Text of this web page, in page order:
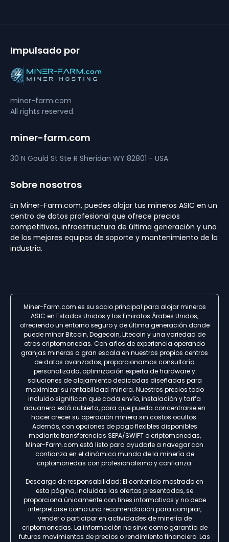
Impulsado por
miner-farm.com
All rights reserved.
miner-farm.com
30 N Gould St Ste R Sheridan WY 82801 - USA
Sobre nosotros
En Miner-Farm.com, puedes alojar tus mineros ASIC en un
centro de datos profesional que ofrece precios
competitivos, infraestructura de última generación y uno
de los mejores equipos de soporte y mantenimiento de la
industria.
Miner-Farm.com es su socio principal para alojar mineros
ASIC en Estados Unidos y los Emiratos Árabes Unidos,
ofreciendo un entorno seguro y de última generación donde
puede minar Bitcoin, Dogecoin, Litecoin y una variedad de
otras criptomonedas. Con años de experiencia operando
granjas mineras a gran escala en nuestros propios centros
de datos avanzados, proporcionamos consultoría
personalizada, optimización experta de hardware y
soluciones de alojamiento dedicadas diseñadas para
maximizar su rentabilidad minera. Nuestros precios todo
incluido significan que cada envío, instalación y tarifa
aduanera está cubierta, para que pueda concentrarse en
hacer crecer su operación minera sin costos ocultos.
Además, con opciones de pago flexibles disponibles
mediante transferencias SEPA/SWIFT o criptomonedas,
Miner-Farm.com está listo para ayudarle a navegar con
confianza en el dinámico mundo de la minería de
criptomonedas con profesionalismo y confianza.
Descargo de responsabilidad: El contenido mostrado en
esta página, incluidas las ofertas presentadas, se
proporciona únicamente con fines informativos y no debe
interpretarse como una recomendación para comprar,
vender o participar en actividades de minería de
criptomonedas. La información no sirve como garantía de
futuros movimientos de precios o rendimiento financiero. Las